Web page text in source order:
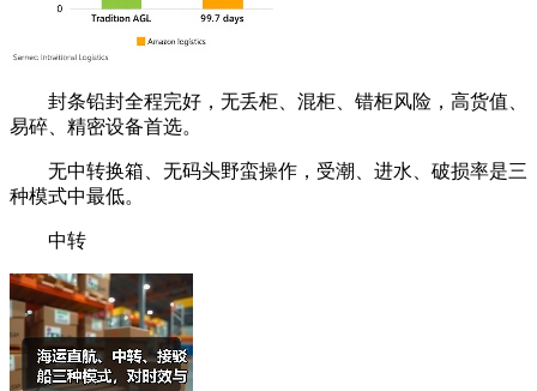
封条铅封全程完好，无丢柜、混柜、错柜风险，高货值、
易碎、精密设备首选。
无中转换箱、无码头野蛮操作，受潮、进水、破损率是三
种模式中最低。
中转